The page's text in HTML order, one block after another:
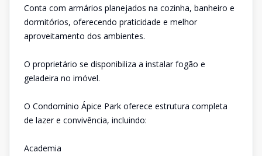
Conta com armários planejados na cozinha, banheiro e
dormitórios, oferecendo praticidade e melhor
aproveitamento dos ambientes.
O proprietário se disponibiliza a instalar fogão e
geladeira no imóvel.
O Condomínio Ápice Park oferece estrutura completa
de lazer e convivência, incluindo:
Academia